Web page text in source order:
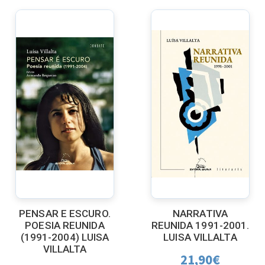
PENSAR E ESCURO.
POESIA REUNIDA
(1991-2004) LUISA
VILLALTA
NARRATIVA
REUNIDA 1991-2001.
LUISA VILLALTA
21,90€